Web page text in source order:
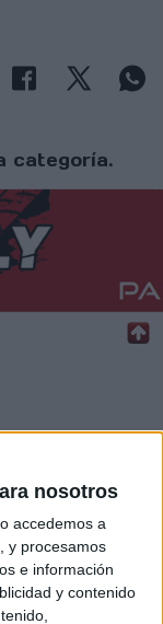
nosotros
accedemos a
y procesamos
e información
y contenido
categoría.